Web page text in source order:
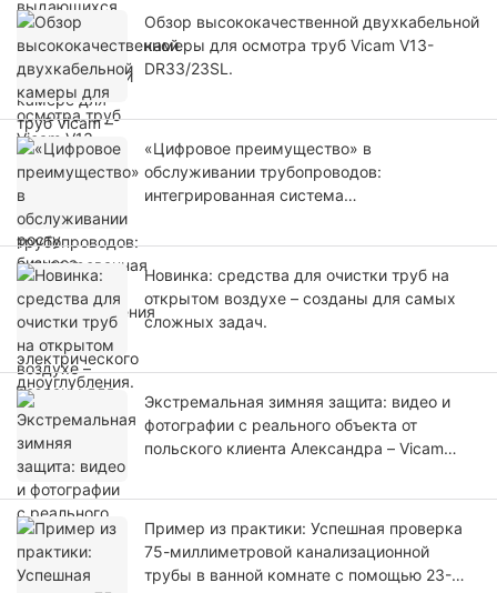
бизнеса.
Обзор высококачественной двухкабельной
камеры для осмотра труб Vicam V13-
DR33/23SL.
«Цифровое преимущество» в
обслуживании трубопроводов:
интегрированная система
дноуглубления.
Новинка: средства для очистки труб на
открытом воздухе – созданы для самых
сложных задач.
Экстремальная зимняя защита: видео и
фотографии с реального объекта от
польского клиента Александра – Vicam
трубопровода в снежную погоду!
Пример из практики: Успешная проверка
75-миллиметровой канализационной
трубы в ванной комнате с помощью 23-